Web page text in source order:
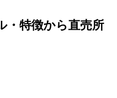
・特徴から直売所